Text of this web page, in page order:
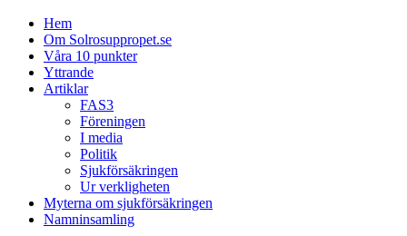
Hem
Om Solrosuppropet.se
Våra 10 punkter
Yttrande
Artiklar
FAS3
Föreningen
I media
Politik
Sjukförsäkringen
Ur verkligheten
Myterna om sjukförsäkringen
Namninsamling